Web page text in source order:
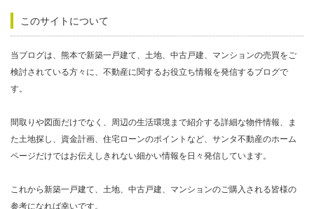
このサイトについて
当ブログは、熊本で新築一戸建て、土地、中古戸建、マンションの売買をご
検討されている方々に、不動産に関するお役立ち情報を発信するブログで
す。
間取りや図面だけでなく、周辺の生活環境まで紹介する詳細な物件情報、ま
た土地探し、資金計画、住宅ローンのポイントなど、サンタ不動産のホーム
ページだけではお伝えしきれない細かい情報を日々発信しています。
これから新築一戸建て、土地、中古戸建、マンションのご購入される皆様の
参考になれば幸いです。